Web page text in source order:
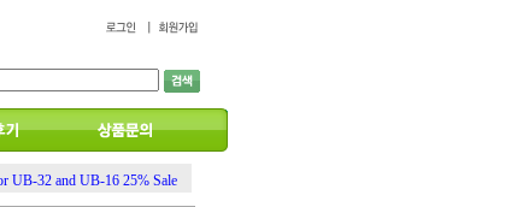
UB-32 and UB-16 25% Sale